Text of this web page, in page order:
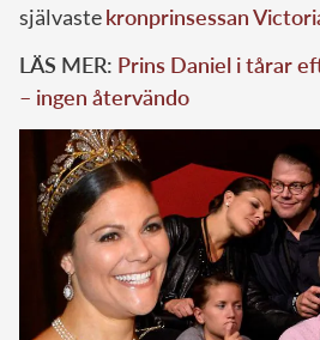
självastekronprinsessan
LÄS MER: Prins Daniel i tårar
– ingen återvändo